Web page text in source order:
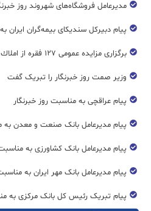
مدیرعامل فروشگاه‌های شهروند روز
پیام دبیرکل سندیکای بیمه‌گران ایران
برگزاری مزایده عمومی ۱۲۷ فقره از املاك مازاد بانك ملت
وزیر صمت روز خبرنگار را تبریک گفت
پیام عراقچی به مناسبت روز خبرنگار
پیام مدیرعامل بانک صنعت و معدن به
پیام مدیرعامل بانک کشاورزی به
پیام مدیرعامل بانک مهر ایران به
پیام تبریک رئیس کل بانک مرکزی به